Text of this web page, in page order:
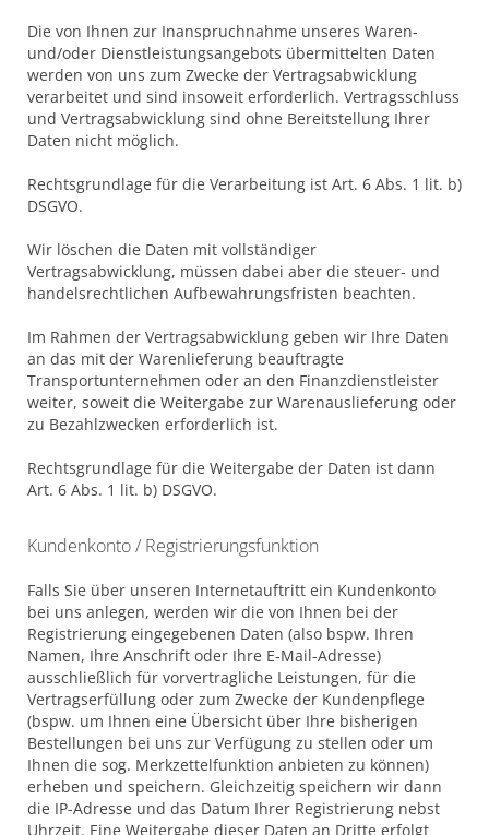
Die von Ihnen zur Inanspruchnahme unseres Waren-
und/oder Dienstleistungsangebots übermittelten Daten
werden von uns zum Zwecke der Vertragsabwicklung
verarbeitet und sind insoweit erforderlich. Vertragsschluss
und Vertragsabwicklung sind ohne Bereitstellung Ihrer
Daten nicht möglich.
Rechtsgrundlage für die Verarbeitung ist Art. 6 Abs. 1 lit. b)
DSGVO.
Wir löschen die Daten mit vollständiger
Vertragsabwicklung, müssen dabei aber die steuer- und
handelsrechtlichen Aufbewahrungsfristen beachten.
Im Rahmen der Vertragsabwicklung geben wir Ihre Daten
an das mit der Warenlieferung beauftragte
Transportunternehmen oder an den Finanzdienstleister
weiter, soweit die Weitergabe zur Warenauslieferung oder
zu Bezahlzwecken erforderlich ist.
Rechtsgrundlage für die Weitergabe der Daten ist dann
Art. 6 Abs. 1 lit. b) DSGVO.
Kundenkonto / Registrierungsfunktion
Falls Sie über unseren Internetauftritt ein Kundenkonto
bei uns anlegen, werden wir die von Ihnen bei der
Registrierung eingegebenen Daten (also bspw. Ihren
Namen, Ihre Anschrift oder Ihre E-Mail-Adresse)
ausschließlich für vorvertragliche Leistungen, für die
Vertragserfüllung oder zum Zwecke der Kundenpflege
(bspw. um Ihnen eine Übersicht über Ihre bisherigen
Bestellungen bei uns zur Verfügung zu stellen oder um
Ihnen die sog. Merkzettelfunktion anbieten zu können)
erheben und speichern. Gleichzeitig speichern wir dann
die IP-Adresse und das Datum Ihrer Registrierung nebst
Uhrzeit. Eine Weitergabe dieser Daten an Dritte erfolgt